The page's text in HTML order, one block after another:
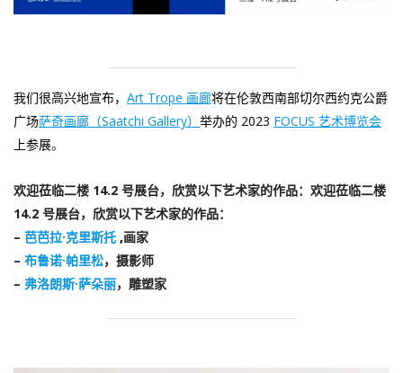
我们很高兴地宣布， Art Trope 画廊将在伦敦西南部切尔西约克公爵
广场萨奇画廊（Saatchi Gallery） 举办的 2023 FOCUS 艺术博览会
上参展。
欢迎莅临二楼 14.2 号展台，欣赏以下艺术家的作品：欢迎莅临二楼
14.2 号展台，欣赏以下艺术家的作品：
– 芭芭拉·克里斯托 ,画家
– 布鲁诺·帕里松，摄影师
– 弗洛朗斯·萨朵丽，雕塑家